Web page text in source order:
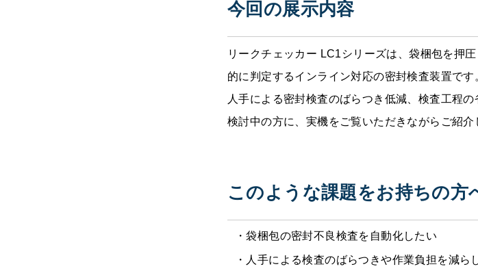
今回の展示内容
リークチェッカー LC1シリーズは、袋梱包を押
的に判定するインライン対応の密封検査装置です
人手による密封検査のばらつき低減、検査工程
検討中の方に、実機をご覧いただきながらご紹介
このような課題をお持ちの方
・袋梱包の密封不良検査を自動化したい
・人手による検査のばらつきや作業負担を減ら